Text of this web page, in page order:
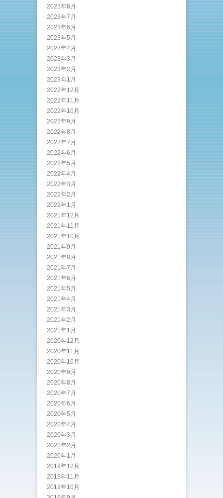
2023年8月
2023年7月
2023年6月
2023年5月
2023年4月
2023年3月
2023年2月
2023年1月
2022年12月
2022年11月
2022年10月
2022年9月
2022年8月
2022年7月
2022年6月
2022年5月
2022年4月
2022年3月
2022年2月
2022年1月
2021年12月
2021年11月
2021年10月
2021年9月
2021年8月
2021年7月
2021年6月
2021年5月
2021年4月
2021年3月
2021年2月
2021年1月
2020年12月
2020年11月
2020年10月
2020年9月
2020年8月
2020年7月
2020年6月
2020年5月
2020年4月
2020年3月
2020年2月
2020年1月
2019年12月
2019年11月
2019年10月